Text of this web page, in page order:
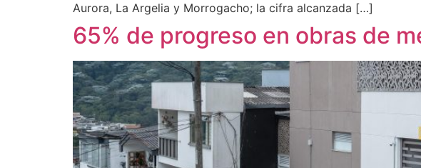
Aurora, La Argelia y Morrogacho; la cifra alcanzada […]
65% de progreso en obras de